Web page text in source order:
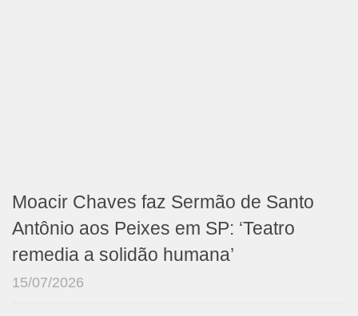
Moacir Chaves faz Sermão de Santo
Antônio aos Peixes em SP: ‘Teatro
remedia a solidão humana’
15/07/2026